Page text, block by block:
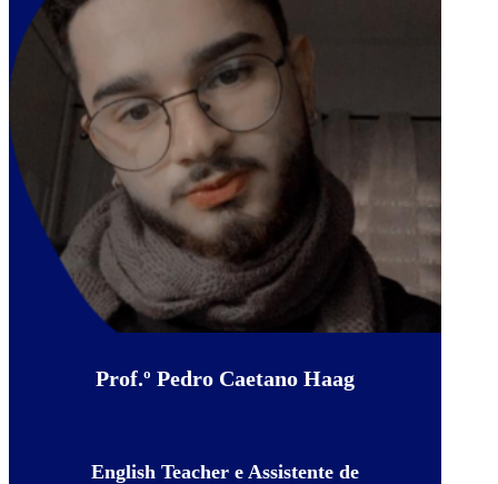
Prof.º Pedro Caetano Haag
English Teacher e Assistente de